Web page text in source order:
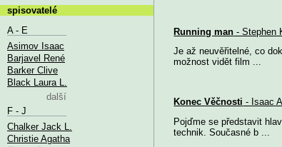
Running man - Stephen
Je až neuvěřitelné, co
možnost vidět film ...
Konec Věčnosti - Isaac
Pojďme se představit
technik. Současné b ...
spisovatelé
A - E
Asimov Isaac
Barjavel René
Barker Clive
Black Laura L.
další
F - J
Chalker Jack L.
Christie Agatha